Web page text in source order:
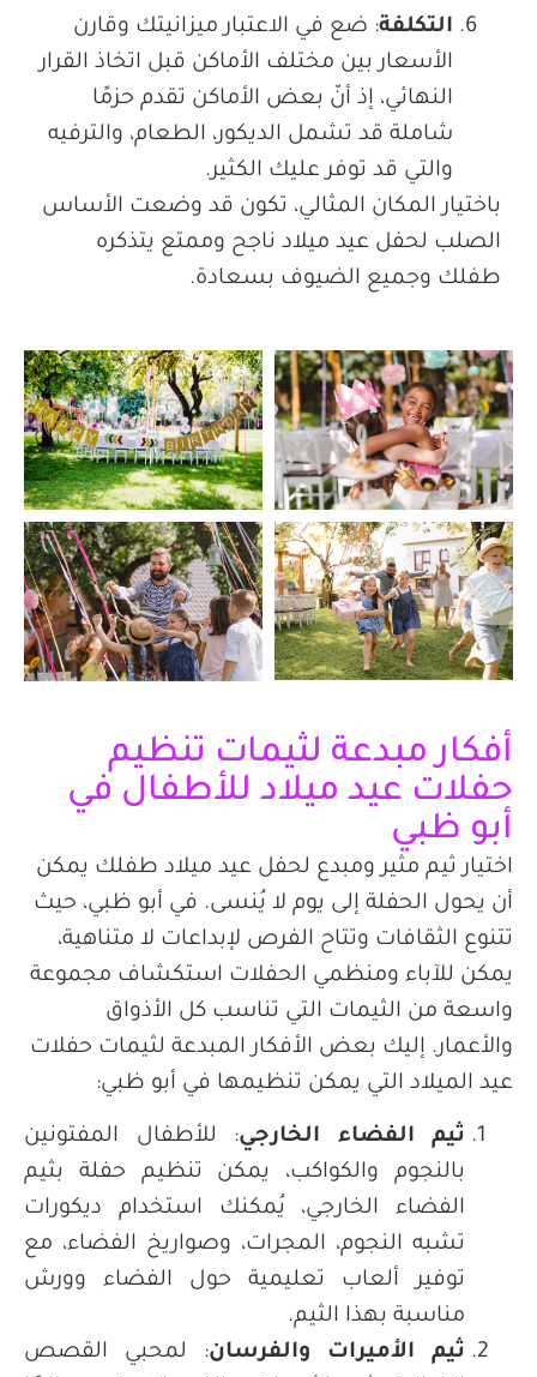
التكلفة: ضع في الاعتبار ميزانيتك وقارن
الأسعار بين مختلف الأماكن قبل اتخاذ القرار
النهائي، إذ أنّ بعض الأماكن تقدم حزمًا
شاملة قد تشمل الديكور، الطعام، والترفيه
والتي قد توفر عليك الكثير.
باختيار المكان المثالي، تكون قد وضعت الأساس
الصلب لحفل عيد ميلاد ناجح وممتع يتذكره
طفلك وجميع الضيوف بسعادة.
أفكار مبدعة لثيمات تنظيم
حفلات عيد ميلاد للأطفال في
أبو ظبي
اختيار ثيم مثير ومبدع لحفل عيد ميلاد طفلك يمكن
أن يحول الحفلة إلى يوم لا يُنسى. في أبو ظبي، حيث
تتنوع الثقافات وتتاح الفرص لإبداعات لا متناهية،
يمكن للآباء ومنظمي الحفلات استكشاف مجموعة
واسعة من الثيمات التي تناسب كل الأذواق
والأعمار. إليك بعض الأفكار المبدعة لثيمات حفلات
عيد الميلاد التي يمكن تنظيمها في أبو ظبي:
ثيم الفضاء الخارجي: للأطفال المفتونين
بالنجوم والكواكب، يمكن تنظيم حفلة بثيم
الفضاء الخارجي، يُمكنك استخدام ديكورات
تشبه النجوم، المجرات، وصواريخ الفضاء، مع
توفير ألعاب تعليمية حول الفضاء وورش
مناسبة بهذا الثيم.
ثيم الأميرات والفرسان: لمحبي القصص